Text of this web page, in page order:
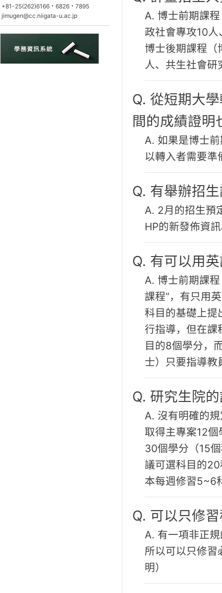
+81-25(262)6166・6826・7895
jimugen@cc.niigata-u.ac.jp
A. 博士前期課
政社會專攻10
博士後期課程（
人、共生社會
Q. 從短期大
間的成績證明
A. 如果是博士
以轉入者需要
Q. 有舉辦招
A. 2月的招生預
HP的新發佈資
Q. 有可以用
A. 博士前期課
課程”，有只用
科目的基礎上提
行指導，但在課
目的8個學分，
士）只要指導教
Q. 研究生院
A. 沒有明確的
取得主專案12
30個學分（15
議可選科目的
本每週修習5~6
Q. 可以只修
A. 有一項非正
所以可以只修習
明）